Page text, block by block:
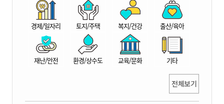
산
경제/일자리 토지/주택 복지/건강 출산/육아
재난/안전 환경/상수도 교육/문화 기타
전체보기